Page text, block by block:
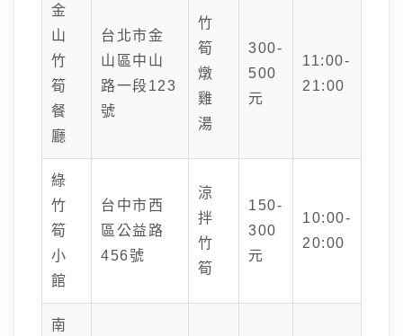
金
山
竹
筍
餐
廳
台北市金
山區中山
路一段123
號
竹
筍
燉
雞
湯
300-
500
元
11:00-
21:00
綠
竹
筍
小
館
台中市西
區公益路
456號
涼
拌
竹
筍
150-
300
元
10:00-
20:00
南